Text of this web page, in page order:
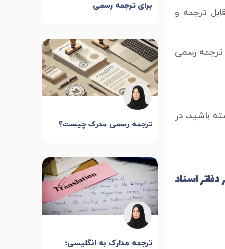
ترجمه و
ترجمه رسمی
باشید، در
اسناد
برای ترجمه رسمی
ترجمه رسمی مدرک چیست؟
ترجمه مدارک به انگلیسی؛